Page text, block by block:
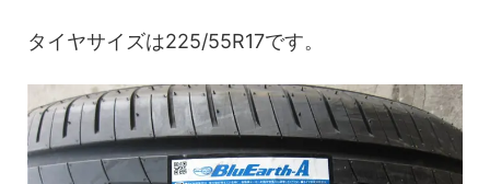
タイヤサイズは225/55R17です。